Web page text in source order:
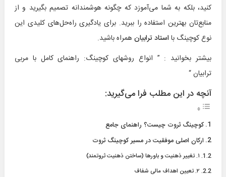
کنید، بلکه به شما می‌آموزد که چگونه هوشمندانه تصمیم بگیرید و از
منابع‌تان بهترین استفاده را ببرید. برای یادگیری راه‌حل‌های کلیدی این
نوع کوچینگ بااستاد ترابیانهمراه باشید.
بیشتر بخوانید : ” انواع روشهای کوچینگ: راهنمای کامل با مربی
ترابیان“
آنچه در این مطلب فرا می‌گیرید:
کوچینگ ثروت چیست؟ راهنمای جامع
ارکان اصلی موفقیت در مسیر کوچینگ ثروت
۱. تغییر ذهنیت و باورها (ساختن ذهنیت ثروتمند)
۲. تعیین اهداف مالی شفاف